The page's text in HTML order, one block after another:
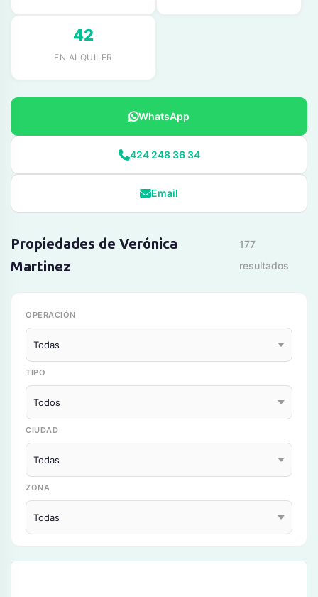
42
EN ALQUILER
WhatsApp
424 248 36 34
Email
Propiedades de Verónica
Martinez
177
resultados
OPERACIÓN
TIPO
CIUDAD
ZONA